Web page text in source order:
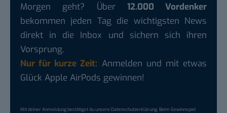
Morgen geht? Über 12.000 Vordenker
bekommen jeden Tag die wichtigsten News
direkt in die Inbox und sichern sich ihren
Vorsprung.
Nur für kurze Zeit: Anmelden und mit etwas
Glück Apple AirPods gewinnen!
Mit deiner Anmeldung bestätigst du unsereDatenschutzerklärung. Beim Gewinnspiel